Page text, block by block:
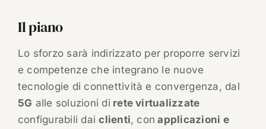
Il piano
Lo sforzo sarà indirizzato per proporre servizi
e competenze che integrano le nuove
tecnologie di connettività e convergenza, dal
5G alle soluzioni di rete virtualizzate
configurabili daiclienti, con applicazioni e